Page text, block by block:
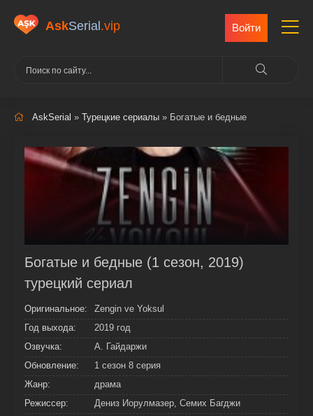
AskSerial .vip Войти
AskSerial » Турецкие сериалы » Богатые и бедные
Богатые и бедные (1 сезон, 2019)
турецкий сериал
Оригинальное:
Zengin ve Yoksul
Год выхода:
2019 год
Озвучка:
А. Гайдаржи
Обновление:
1 сезон 8 серия
Жанр:
драма
Режиссер:
Дениз Иорулмазер, Семих Багджи